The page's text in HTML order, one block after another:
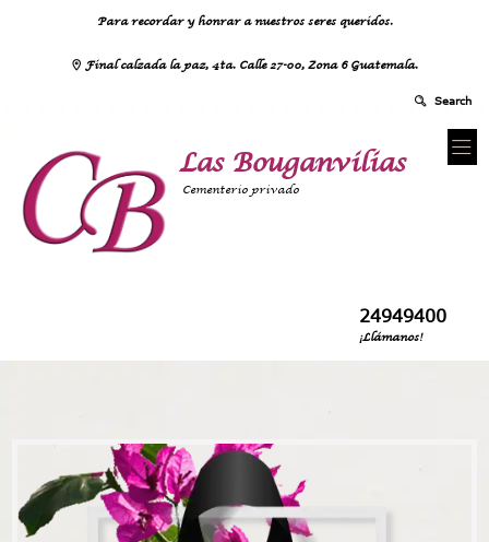
Para recordar y honrar a nuestros seres queridos.
Final calzada la paz, 4ta. Calle 27-00, Zona 6 Guatemala.
Las Bouganvilias
Cementerio privado
24949400
¡Llámanos!